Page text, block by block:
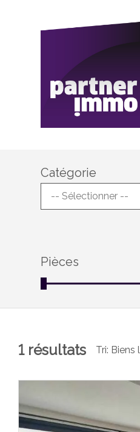
Catégorie
-- Sélectionner --
Pièces
1résultats Tri: Biens